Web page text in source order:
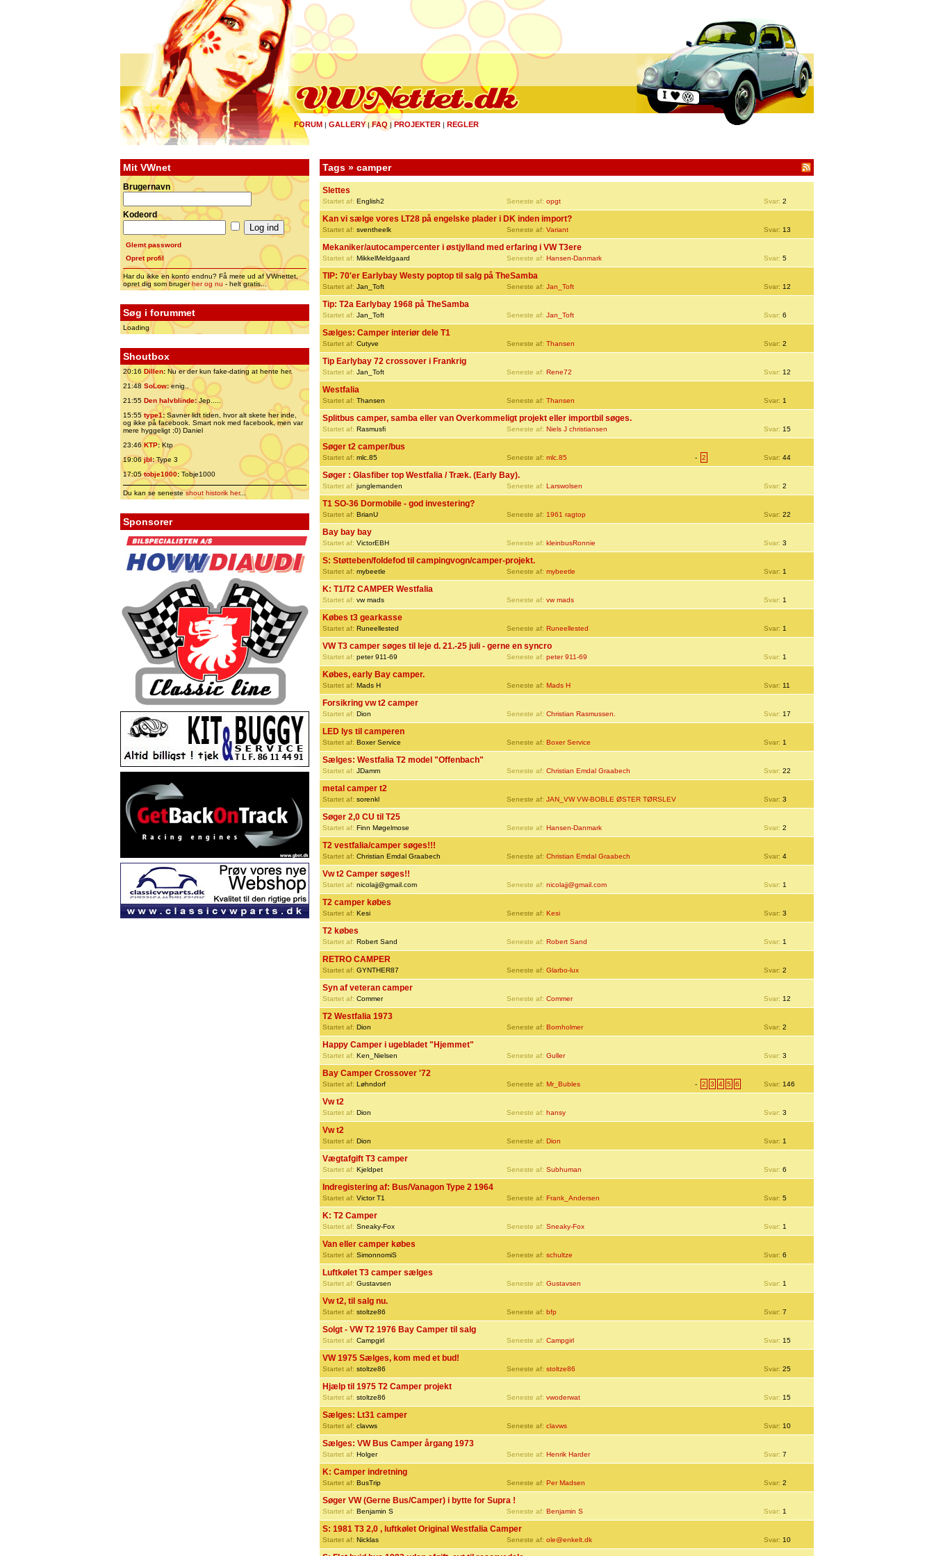
FORUM | GALLERY|FAQ | PROJEKTER | REGLER
Mit VWnet
Brugernavn
Kodeord
Glemt password
Opret profil
Har du ikke en konto endnu? Få mere ud af VWnettet,
opret dig som brugerher og nu - helt gratis...
Søg i forummet
Loading
Shoutbox
20:16 Dillen: Nu er der kun fake-dating at hente her.
21:48 SoLow:enig..
21:55 Den halvblinde:Jep.....
15:55 type1:Savner lidt tiden, hvor alt skete her inde,
og ikke på facebook. Smart nok med facebook, men var
mere hyggeligt ;0) Daniel
23:46 KTP:Ktp
19:06jbl:Type 3
17:05tobje1000: Tobje1000
Du kan se senesteshout historik her...
Sponsorer
Tags » camper
Slettes
Startet af: English2 Seneste af: opgt Svar: 2
Kan vi sælge vores LT28 på engelske plader i DK inden import?
Startet af: sventheelk Seneste af: Variant Svar: 13
Mekaniker/autocampercenter i østjylland med erfaring i VW T3ere
Startet af: MikkelMeldgaard Seneste af: Hansen-Danmark Svar: 5
TIP: 70'er Earlybay Westy poptop til salg på TheSamba
Startet af: Jan_Toft Seneste af: Jan_Toft Svar: 12
Tip: T2a Earlybay 1968 på TheSamba
Startet af: Jan_Toft Seneste af: Jan_Toft Svar: 6
Sælges: Camper interiør dele T1
Startet af: Cutyve Seneste af: Thansen Svar: 2
Tip Earlybay 72 crossover i Frankrig
Startet af: Jan_Toft Seneste af: Rene72 Svar: 12
Westfalia
Startet af: Thansen Seneste af: Thansen Svar: 1
Splitbus camper, samba eller van Overkommeligt projekt eller importbil søges.
Startet af: Rasmusfi Seneste af: Niels J christiansen Svar: 15
Søger t2 camper/bus
Startet af: mlc.85 Seneste af: mlc.85 - 2 Svar: 44
Søger : Glasfiber top Westfalia / Træk. (Early Bay).
Startet af: junglemanden Seneste af: Larswolsen Svar: 2
T1 SO-36 Dormobile - god investering?
Startet af: BrianU Seneste af: 1961 ragtop Svar: 22
Bay bay bay
Startet af: VictorEBH Seneste af: kleinbusRonnie Svar: 3
S: Støtteben/foldefod til campingvogn/camper-projekt.
Startet af: mybeetle Seneste af: mybeetle Svar: 1
K: T1/T2 CAMPER Westfalia
Startet af: vw mads Seneste af: vw mads Svar: 1
Købes t3 gearkasse
Startet af: Runeellested Seneste af: Runeellested Svar: 1
VW T3 camper søges til leje d. 21.-25 juli - gerne en syncro
Startet af: peter 911-69 Seneste af: peter 911-69 Svar: 1
Købes, early Bay camper.
Startet af: Mads H Seneste af: Mads H Svar: 11
Forsikring vw t2 camper
Startet af: Dion Seneste af: Christian Rasmussen. Svar: 17
LED lys til camperen
Startet af: Boxer Service Seneste af: Boxer Service Svar: 1
Sælges: Westfalia T2 model "Offenbach"
Startet af: JDamm Seneste af: Christian Emdal Graabech Svar: 22
metal camper t2
Startet af: sorenkl Seneste af: JAN_VW VW-BOBLE ØSTER TØRSLEV Svar: 3
Søger 2,0 CU til T25
Startet af: Finn Møgelmose Seneste af: Hansen-Danmark Svar: 2
T2 vestfalia/camper søges!!!
Startet af: Christian Emdal Graabech Seneste af: Christian Emdal Graabech Svar: 4
Vw t2 Camper søges!!
Startet af: nicolajj@gmail.com Seneste af: nicolajj@gmail.com Svar: 1
T2 camper købes
Startet af: Kesi Seneste af: Kesi Svar: 3
T2 købes
Startet af: Robert Sand Seneste af: Robert Sand Svar: 1
RETRO CAMPER
Startet af: GYNTHER87 Seneste af: Glarbo-lux Svar: 2
Syn af veteran camper
Startet af: Commer Seneste af: Commer Svar: 12
T2 Westfalia 1973
Startet af: Dion Seneste af: Bornholmer Svar: 2
Happy Camper i ugebladet "Hjemmet"
Startet af: Ken_Nielsen Seneste af: Guller Svar: 3
Bay Camper Crossover '72
Startet af: Løhndorf Seneste af: Mr_Bubles - 2 3 4 5 6 Svar: 146
Vw t2
Startet af: Dion Seneste af: hansy Svar: 3
Vw t2
Startet af: Dion Seneste af: Dion Svar: 1
Vægtafgift T3 camper
Startet af: Kjeldpet Seneste af: Subhuman Svar: 6
Indregistering af: Bus/Vanagon Type 2 1964
Startet af: Victor T1 Seneste af: Frank_Andersen Svar: 5
K: T2 Camper
Startet af: Sneaky-Fox Seneste af: Sneaky-Fox Svar: 1
Van eller camper købes
Startet af: SimonnomiS Seneste af: schultze Svar: 6
Luftkølet T3 camper sælges
Startet af: Gustavsen Seneste af: Gustavsen Svar: 1
Vw t2, til salg nu.
Startet af: stoltze86 Seneste af: bfp Svar: 7
Solgt - VW T2 1976 Bay Camper til salg
Startet af: Campgirl Seneste af: Campgirl Svar: 15
VW 1975 Sælges, kom med et bud!
Startet af: stoltze86 Seneste af: stoltze86 Svar: 25
Hjælp til 1975 T2 Camper projekt
Startet af: stoltze86 Seneste af: vwoderwat Svar: 15
Sælges: Lt31 camper
Startet af: clavws Seneste af: clavws Svar: 10
Sælges: VW Bus Camper årgang 1973
Startet af: Holger Seneste af: Henrik Harder Svar: 7
K: Camper indretning
Startet af: BusTrip Seneste af: Per Madsen Svar: 2
Søger VW (Gerne Bus/Camper) i bytte for Supra !
Startet af: Benjamin S Seneste af: Benjamin S Svar: 1
S: 1981 T3 2,0 , luftkølet Original Westfalia Camper
Startet af: Nicklas Seneste af: ole@enkelt.dk Svar: 10